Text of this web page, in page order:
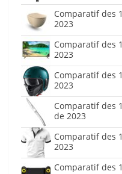
Comparatif des
2023
Comparatif des
2023
Comparatif des
2023
Comparatif des
de 2023
Comparatif des
2023
Comparatif des